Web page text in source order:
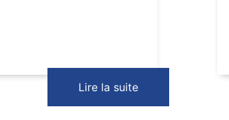
Lire la suite